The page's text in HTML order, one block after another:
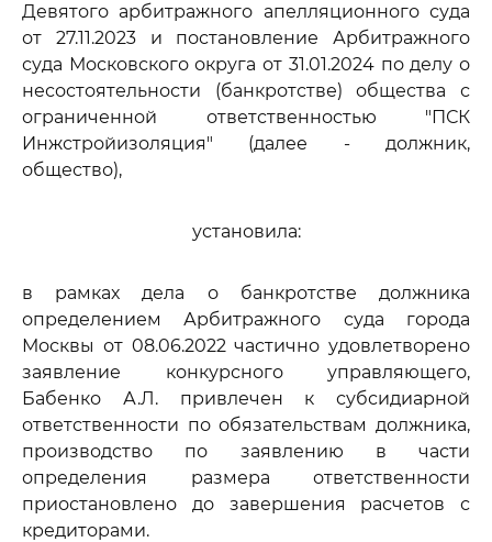
Девятого арбитражного апелляционного суда
от 27.11.2023 и постановление Арбитражного
суда Московского округа от 31.01.2024 по делу о
несостоятельности (банкротстве) общества с
ограниченной ответственностью "ПСК
Инжстройизоляция" (далее - должник,
общество),
установила:
в рамках дела о банкротстве должника
определением Арбитражного суда города
Москвы от 08.06.2022 частично удовлетворено
заявление конкурсного управляющего,
Бабенко А.Л. привлечен к субсидиарной
ответственности по обязательствам должника,
производство по заявлению в части
определения размера ответственности
приостановлено до завершения расчетов с
кредиторами.